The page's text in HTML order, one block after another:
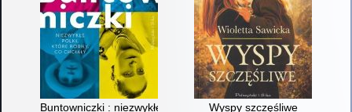
Buntowniczki : niezwykłe Polki, które robiły, co chciały
Wyspy szczęśliwe